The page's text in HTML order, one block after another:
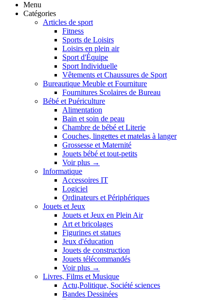
Menu
Catégories
Articles de sport
Fitness
Sports de Loisirs
Loisirs en plein air
Sport d'Équipe
Sport Individuelle
Vêtements et Chaussures de Sport
Bureautique Meuble et Fourniture
Fournitures Scolaires de Bureau
Bébé et Puériculture
Alimentation
Bain et soin de peau
Chambre de bébé et Literie
Couches, lingettes et matelas à langer
Grossesse et Maternité
Jouets bébé et tout-petits
Voir plus →
Informatique
Accessoires IT
Logiciel
Ordinateurs et Périphériques
Jouets et Jeux
Jouets et Jeux en Plein Air
Art et bricolages
Figurines et statues
Jeux d'éducation
Jouets de construction
Jouets télécommandés
Voir plus →
Livres, Films et Musique
Actu,Politique, Société sciences
Bandes Dessinées